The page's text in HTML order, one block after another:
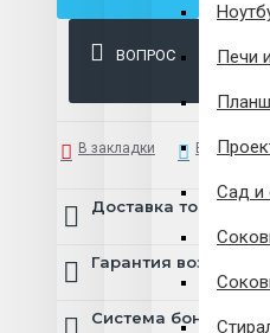
Печи
Сад и
ВОПРОС
В закладки В
Доставка товара
Гарантия возврата
Система бонусов и